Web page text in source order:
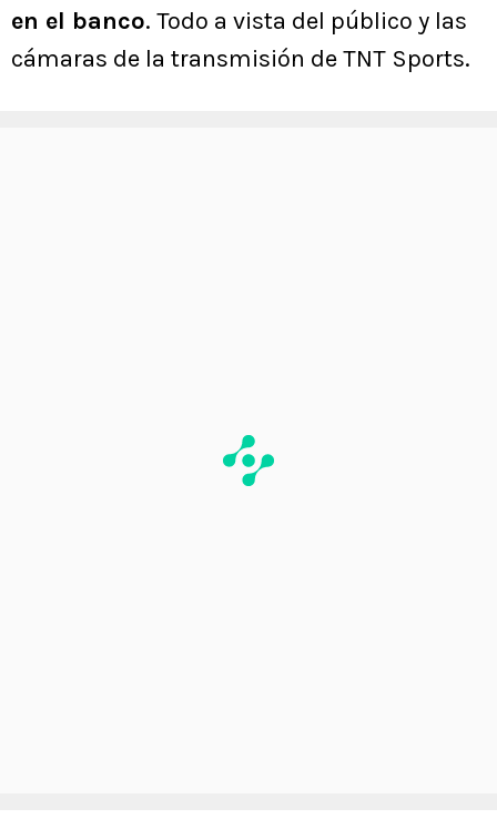
en el banco. Todo a vista del público y las
cámaras de la transmisión de TNT Sports.